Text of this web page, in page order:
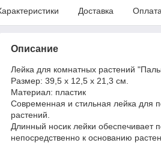
Доставка Оплата
Описание
Лейка для комнатных растений
Размер: 39,5 х 12,5 х 21,3 см.
Материал: пластик
Современная и стильная лейка для
растений.
Длинный носик лейки обеспечивает
непосредственно к основанию